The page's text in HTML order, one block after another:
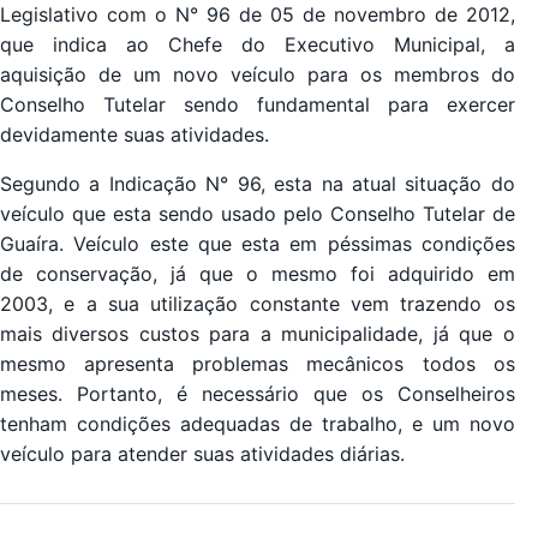
Legislativo com o N° 96 de 05 de novembro de 2012,
que indica ao Chefe do Executivo Municipal, a
aquisição de um novo veículo para os membros do
Conselho Tutelar sendo fundamental para exercer
devidamente suas atividades.
Segundo a Indicação N° 96, esta na atual situação do
veículo que esta sendo usado pelo Conselho Tutelar de
Guaíra. Veículo este que esta em péssimas condições
de conservação, já que o mesmo foi adquirido em
2003, e a sua utilização constante vem trazendo os
mais diversos custos para a municipalidade, já que o
mesmo apresenta problemas mecânicos todos os
meses. Portanto, é necessário que os Conselheiros
tenham condições adequadas de trabalho, e um novo
veículo para atender suas atividades diárias.